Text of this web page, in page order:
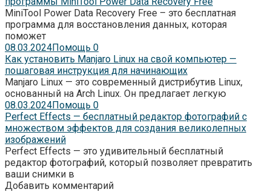
MiniTool Power Data Recovery Free – это бесплатная
программа для восстановления данных, которая
поможет
08.03.2024Помощь 0
Как установить Manjaro Linux на свой компьютер —
пошаговая инструкция для начинающих
Manjaro Linux — это современный дистрибутив Linux,
основанный на Arch Linux. Он предлагает легкую
08.03.2024Помощь 0
Perfect Effects — бесплатный редактор фотографий с
множеством эффектов для создания великолепных
изображений
Perfect Effects — это удивительный бесплатный
редактор фотографий, который позволяет превратить
ваши снимки в
Добавить комментарий